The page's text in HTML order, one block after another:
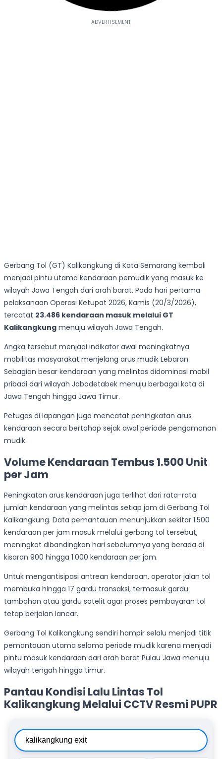
Gerbang Tol (GT) Kalikangkung di Kota Semarang kembali
menjadi pintu utama kendaraan pemudik yang masuk ke
wilayah Jawa Tengah dari arah barat. Pada hari pertama
pelaksanaan Operasi Ketupat 2026, Kamis (20/3/2026),
tercatat 23.486 kendaraan masuk melalui GT
Kalikangkung menuju wilayah Jawa Tengah.
Angka tersebut menjadi indikator awal meningkatnya
mobilitas masyarakat menjelang arus mudik Lebaran.
Sebagian besar kendaraan yang melintas didominasi mobil
pribadi dari wilayah Jabodetabek menuju berbagai kota di
Jawa Tengah hingga Jawa Timur.
Petugas di lapangan juga mencatat peningkatan arus
kendaraan secara bertahap sejak awal periode pengamanan
mudik.
Volume Kendaraan Tembus 1.500 Unit
per Jam
Peningkatan arus kendaraan juga terlihat dari rata-rata
jumlah kendaraan yang melintas setiap jam di Gerbang Tol
Kalikangkung. Data pemantauan menunjukkan sekitar 1.500
kendaraan per jam masuk melalui gerbang tol tersebut,
meningkat dibandingkan hari sebelumnya yang berada di
kisaran 900 hingga 1.000 kendaraan per jam.
Untuk mengantisipasi antrean kendaraan, operator jalan tol
membuka hingga 17 gardu transaksi, termasuk gardu
tambahan atau gardu satelit agar proses pembayaran tol
tetap berjalan lancar.
Gerbang Tol Kalikangkung sendiri hampir selalu menjadi titik
pemantauan utama selama periode mudik karena menjadi
pintu masuk kendaraan dari arah barat Pulau Jawa menuju
wilayah tengah hingga timur.
Pantau Kondisi Lalu Lintas Tol
Kalikangkung Melalui CCTV Resmi PUPR